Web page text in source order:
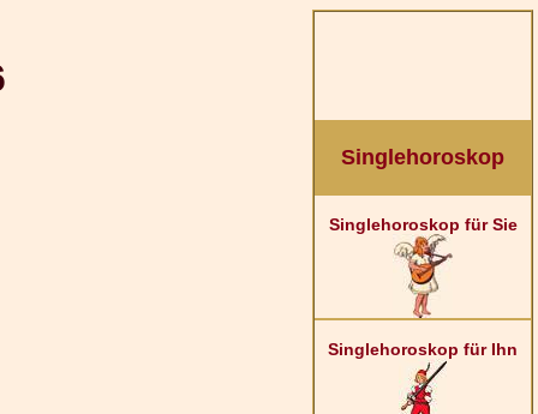
Singlehoroskop
Singlehoroskop für Sie
Singlehoroskop für Ihn